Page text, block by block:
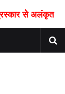
पुरस्कार से अलंकृत